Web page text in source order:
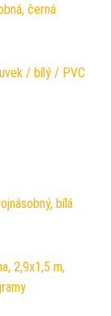
černá
/ bílý / PVC
bílá
2,9x1,5 m,